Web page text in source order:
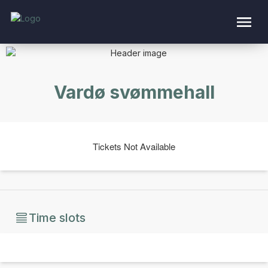
Vardø svømmehall
Tickets Not Available
Time slots